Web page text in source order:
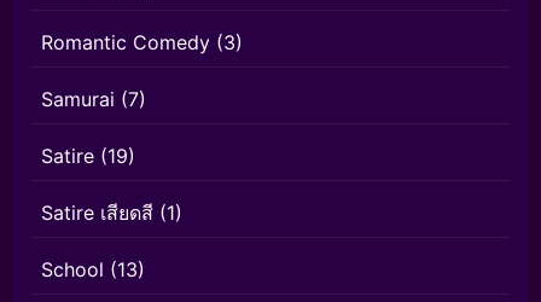
Romantic Comedy (3)
Samurai (7)
Satire (19)
Satire เสียดสี (1)
School (13)